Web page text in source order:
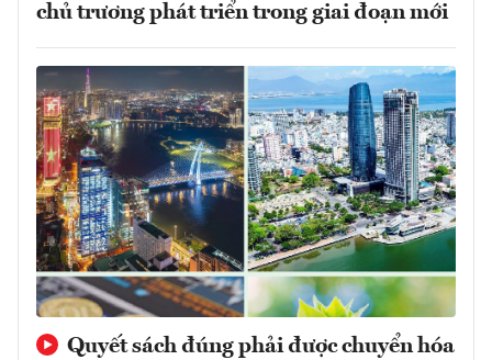
chủ trương phát triển trong giai đoạn mới
Quyết sách đúng phải được chuyển hóa